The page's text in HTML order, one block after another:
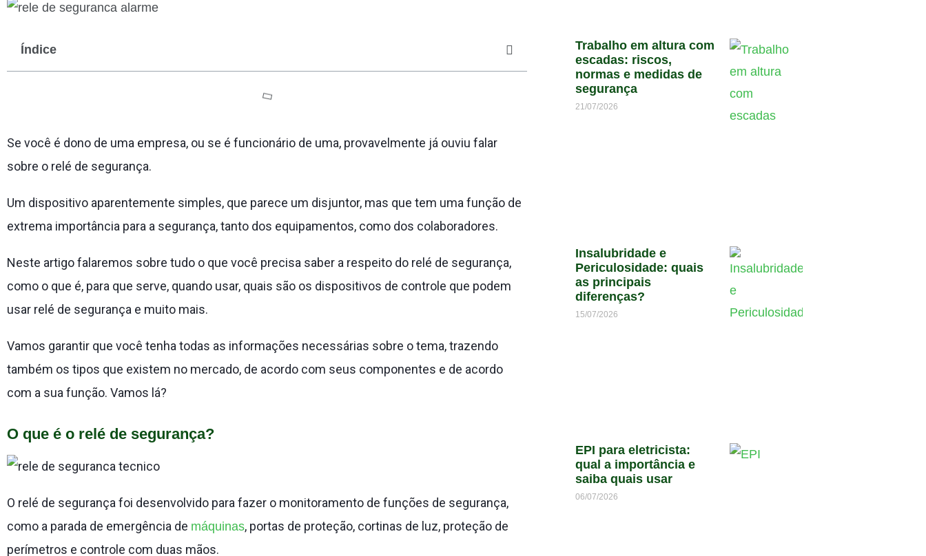
Índice
Se você é dono de uma empresa, ou se é funcionário de uma, provavelmente já ouviu falar
sobre o relé de segurança.
Um dispositivo aparentemente simples, que parece um disjuntor, mas que tem uma função de
extrema importância para a segurança, tanto dos equipamentos, como dos colaboradores.
Neste artigo falaremos sobre tudo o que você precisa saber a respeito do relé de segurança,
como o que é, para que serve, quando usar, quais são os dispositivos de controle que podem
usar relé de segurança e muito mais.
Vamos garantir que você tenha todas as informações necessárias sobre o tema, trazendo
também os tipos que existem no mercado, de acordo com seus componentes e de acordo
com a sua função. Vamos lá?
O que é o relé de segurança?
O relé de segurança foi desenvolvido para fazer o monitoramento de funções de segurança,
como a parada de emergência de máquinas, portas de proteção, cortinas de luz, proteção de
perímetros e controle com duas mãos.
Trabalho em altura com
escadas: riscos,
normas e medidas de
segurança
21/07/2026
Insalubridade e
Periculosidade: quais
as principais
diferenças?
15/07/2026
EPI para eletricista:
qual a importância e
saiba quais usar
06/07/2026